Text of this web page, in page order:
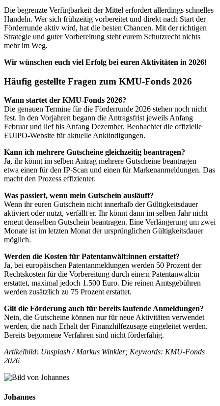
Die begrenzte Verfügbarkeit der Mittel erfordert allerdings schnelles
Handeln. Wer sich frühzeitig vorbereitet und direkt nach Start der
Förderrunde aktiv wird, hat die besten Chancen. Mit der richtigen
Strategie und guter Vorbereitung steht eurem Schutzrecht nichts
mehr im Weg.
Wir wünschen euch viel Erfolg bei euren Aktivitäten in 2026!
Häufig gestellte Fragen zum KMU-Fonds 2026
Wann startet der KMU-Fonds 2026?
Die genauen Termine für die Förderrunde 2026 stehen noch nicht
fest. In den Vorjahren begann die Antragsfrist jeweils Anfang
Februar und lief bis Anfang Dezember. Beobachtet die offizielle
EUIPO-Website für aktuelle Ankündigungen.
Kann ich mehrere Gutscheine gleichzeitig beantragen?
Ja, ihr könnt im selben Antrag mehrere Gutscheine beantragen –
etwa einen für den IP-Scan und einen für Markenanmeldungen. Das
macht den Prozess effizienter.
Was passiert, wenn mein Gutschein ausläuft?
Wenn ihr euren Gutschein nicht innerhalb der Gültigkeitsdauer
aktiviert oder nutzt, verfällt er. Ihr könnt dann im selben Jahr nicht
erneut denselben Gutschein beantragen. Eine Verlängerung um zwei
Monate ist im letzten Monat der ursprünglichen Gültigkeitsdauer
möglich.
Werden die Kosten für Patentanwält:innen erstattet?
Ja, bei europäischen Patentanmeldungen werden 50 Prozent der
Rechtskosten für die Vorbereitung durch eine:n Patentanwalt:in
erstattet, maximal jedoch 1.500 Euro. Die reinen Amtsgebühren
werden zusätzlich zu 75 Prozent erstattet.
Gilt die Förderung auch für bereits laufende Anmeldungen?
Nein, die Gutscheine können nur für neue Aktivitäten verwendet
werden, die nach Erhalt der Finanzhilfezusage eingeleitet werden.
Bereits begonnene Verfahren sind nicht förderfähig.
Artikelbild: Unsplash / Markus Winkler; Keywords: KMU-Fonds
2026
Johannes